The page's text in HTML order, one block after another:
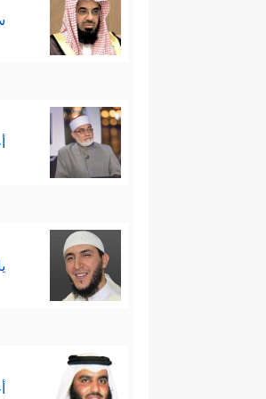
مفتاحُ
سادسًا: يزيح
فِی ذَ ٰ⁠لِكَ لَـَٔایَـٰتࣲ
سابعًا: يدعو
ٱلۡغَفُورُ ٱلرَّحِیمُ
فلا يأس مع
وشنق وخنق،